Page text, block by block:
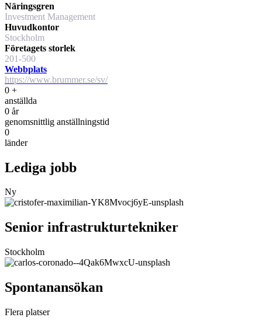
Näringsgren
Investment Management
Huvudkontor
Stockholm
Företagets storlek
201-500
Webbplats
https://www.brummer.se/sv/
0 +
anställda
0 år
genomsnittlig anställningstid
0
länder
Lediga jobb
Ny
Senior infrastrukturtekniker
Stockholm
Spontanansökan
Flera platser